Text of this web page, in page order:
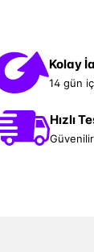
Kolay
14 gün
Hızlı
Güvenilir